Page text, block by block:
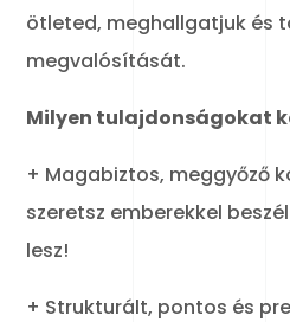
ötleted, meghallgatjuk és
megvalósítását.
Milyen tulajdonságokat
+ Magabiztos, meggyőző
szeretsz emberekkel
lesz!
+ Strukturált, pontos és